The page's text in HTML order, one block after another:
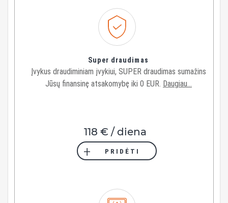
Super draudimas
Įvykus draudiminiam įvykiui, SUPER draudimas sumažins
Jūsų finansinę atsakomybę iki 0 EUR. Daugiau...
118 € / diena
PRIDĖTI